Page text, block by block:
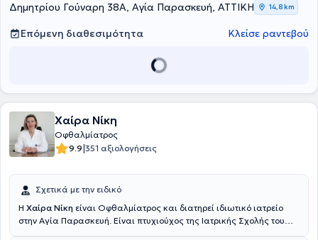
Δημητρίου Γούναρη 38Α, Αγία Παρασκευή, ΑΤΤΙΚΗ 14,8 km
Επόμενη διαθεσιμότητα Κλείσε ραντεβού
Χαίρα Νίκη
Οφθαλμίατρος
9.9|351 αξιολογήσεις
Σχετικά με την ειδικό
Η Χαίρα Νίκη είναι Οφθαλμίατρος και διατηρεί ιδιωτικό ιατρείο
στην Αγία Παρασκευή. Είναι πτυχιούχος της Ιατρικής Σχολής του